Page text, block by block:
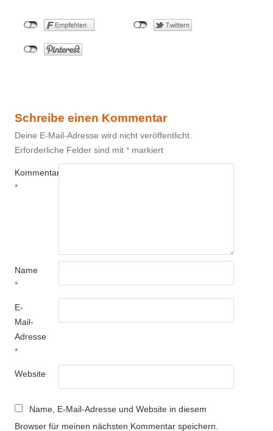
Schreibe einen Kommentar
Deine E-Mail-Adresse wird nicht veröffentlicht.
Erforderliche Felder sind mit * markiert
Kommentar
*
Name
*
E-
Mail-
Adresse
*
Website
Name, E-Mail-Adresse und Website in diesem
Browser für meinen nächsten Kommentar speichern.